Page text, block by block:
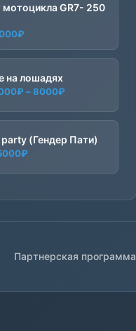
GR7- 250
₽
на лошадях
₽ – 8000₽Диапазон
2000₽
8000₽
(Гендер Пати)
₽
Партнерская программа